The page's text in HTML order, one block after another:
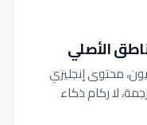
الأصلي
محتوى إنجليزي
لا ركام ذكاء